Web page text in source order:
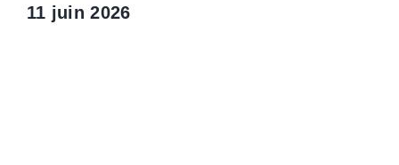
11 juin 2026